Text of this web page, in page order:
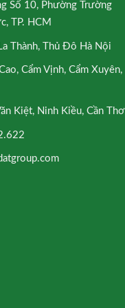
Số 10, Phường Trường
TP. HCM
Thành, Thủ Đô Hà Nội
Cẩm Vịnh, Cẩm Xuyên,
Kiệt, Ninh Kiều, Cần Thơ